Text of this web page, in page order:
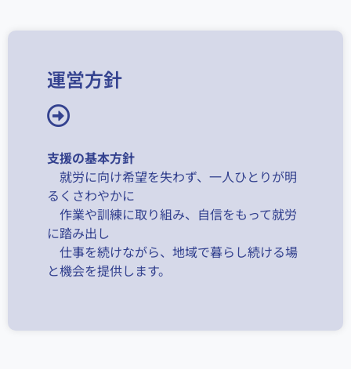
運営方針
支援の基本方針
就労に向け希望を失わず、一人ひとりが明
るくさわやかに
作業や訓練に取り組み、自信をもって就労
に踏み出し
仕事を続けながら、地域で暮らし続ける場
と機会を提供します。